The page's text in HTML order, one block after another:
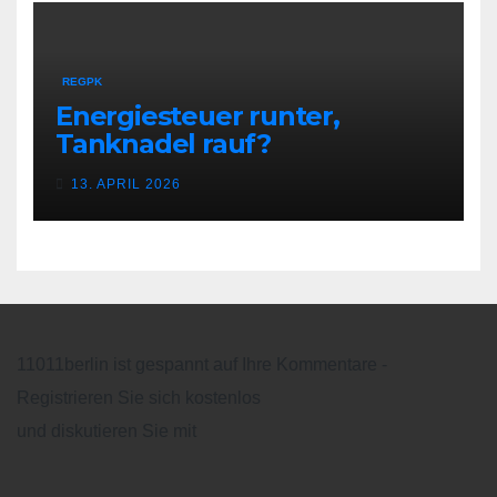
REGPK
Energiesteuer runter,
Tanknadel rauf?
13. APRIL 2026